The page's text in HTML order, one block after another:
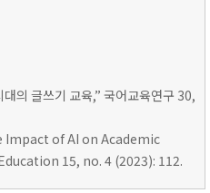
의 글쓰기 교육,” 국어교육연구 30,
of AI on Academic
15, no. 4 (2023): 112.